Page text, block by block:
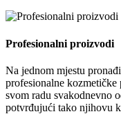
Profesionalni proizvodi
Na jednom mjestu
profesionalne kozmetičke
svom radu svakodnevno
potvrđujući tako njihovu